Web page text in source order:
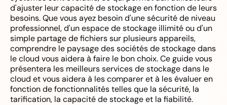
d'ajuster leur capacité de stockage en fonction de leurs
besoins. Que vous ayez besoin d'une sécurité de niveau
professionnel, d'un espace de stockage illimité ou d'un
simple partage de fichiers sur plusieurs appareils,
comprendre le paysage des sociétés de stockage dans
le cloud vous aidera à faire le bon choix. Ce guide vous
présentera les meilleurs services de stockage dans le
cloud et vous aidera à les comparer et à les évaluer en
fonction de fonctionnalités telles que la sécurité, la
tarification, la capacité de stockage et la fiabilité.